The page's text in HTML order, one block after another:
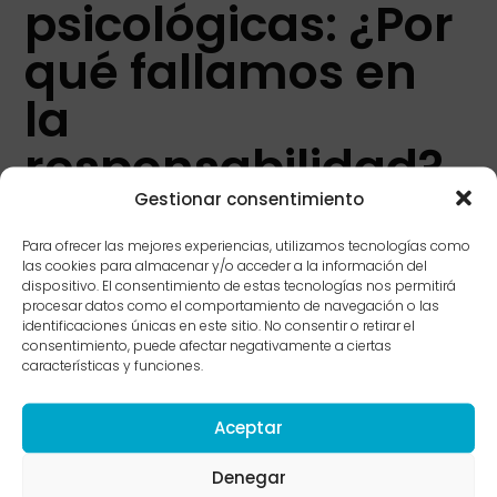
Gestionar consentimiento
Para ofrecer las mejores experiencias, utilizamos tecnologías como
las cookies para almacenar y/o acceder a la información del
dispositivo. El consentimiento de estas tecnologías nos permitirá
procesar datos como el comportamiento de navegación o las
identificaciones únicas en este sitio. No consentir o retirar el
consentimiento, puede afectar negativamente a ciertas
características y funciones.
Aceptar
Denegar
psicológicas: ¿Por
qué fallamos en
la
responsabilidad?
Desde una perspectiva de
Psicología Evolutiva y
de Apego, la irresponsabilidad afectiva no surge
en el vacío. Se fundamenta principalmente en dos
áreas:
Estilos de Apego Inseguro (
las investigaciones deBowlby, las personas con
suelen haber aprendido en la
infancia que expresar necesidades emocionales
es peligroso o inútil. Como mecanismo de